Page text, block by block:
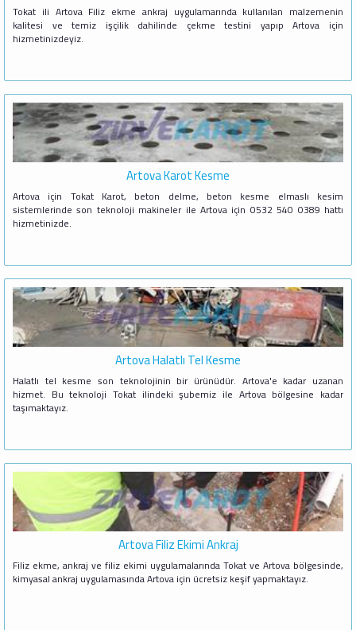
Tokat ili Artova Filiz ekme ankraj uygulamarında kullanılan malzemenin
kalitesi ve temiz işçilik dahilinde çekme testini yapıp Artova için
hizmetinizdeyiz.
Artova Karot Kesme
Artova için Tokat Karot, beton delme, beton kesme elmaslı kesim
sistemlerinde son teknoloji makineler ile Artova için 0532 540 0389 hattı
hizmetinizde.
Artova Halatlı Tel Kesme
Halatlı tel kesme son teknolojinin bir ürünüdür. Artova'e kadar uzanan
hizmet. Bu teknoloji Tokat ilindeki şubemiz ile Artova bölgesine kadar
taşımaktayız.
Artova Filiz Ekimi Ankraj
Filiz ekme, ankraj ve filiz ekimi uygulamalarında Tokat ve Artova bölgesinde,
kimyasal ankraj uygulamasında Artova için ücretsiz keşif yapmaktayız.